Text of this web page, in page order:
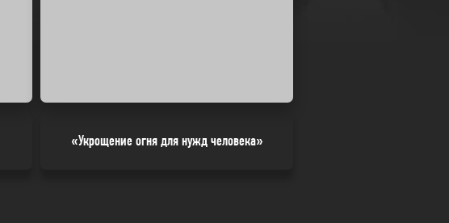
«Укрощение огня для нужд человека»